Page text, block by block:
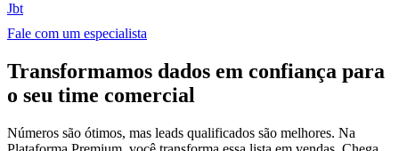
Jbt
Fale com um especialista
Transformamos dados em confiança para
o seu time comercial
Números são ótimos, mas leads qualificados são melhores. Na